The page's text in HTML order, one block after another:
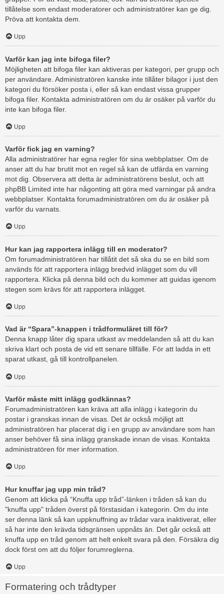
tillåtelse som endast moderatorer och administratörer kan ge dig.
Pröva att kontakta dem.
Upp
Varför kan jag inte bifoga filer?
Möjligheten att bifoga filer kan aktiveras per kategori, per grupp och
per användare. Administratören kanske inte tillåter bilagor i just den
kategori du försöker posta i, eller så kan endast vissa grupper
bifoga filer. Kontakta administratören om du är osäker på varför du
inte kan bifoga filer.
Upp
Varför fick jag en varning?
Alla administratörer har egna regler för sina webbplatser. Om de
anser att du har brutit mot en regel så kan de utfärda en varning
mot dig. Observera att detta är administratörens beslut, och att
phpBB Limited inte har någonting att göra med varningar på andra
webbplatser. Kontakta forumadministratören om du är osäker på
varför du varnats.
Upp
Hur kan jag rapportera inlägg till en moderator?
Om forumadministratören har tillåtit det så ska du se en bild som
används för att rapportera inlägg bredvid inlägget som du vill
rapportera. Klicka på denna bild och du kommer att guidas igenom
stegen som krävs för att rapportera inlägget.
Upp
Vad är “Spara”-knappen i trådformuläret till för?
Denna knapp låter dig spara utkast av meddelanden så att du kan
skriva klart och posta de vid ett senare tillfälle. För att ladda in ett
sparat utkast, gå till kontrollpanelen.
Upp
Varför måste mitt inlägg godkännas?
Forumadministratören kan kräva att alla inlägg i kategorin du
postar i granskas innan de visas. Det är också möjligt att
administratören har placerat dig i en grupp av användare som han
anser behöver få sina inlägg granskade innan de visas. Kontakta
administratören för mer information.
Upp
Hur knuffar jag upp min tråd?
Genom att klicka på “Knuffa upp tråd”-länken i tråden så kan du
"knuffa upp" tråden överst på förstasidan i kategorin. Om du inte
ser denna länk så kan uppknuffning av trådar vara inaktiverat, eller
så har inte den krävda tidsgränsen uppnåts än. Det går också att
knuffa upp en tråd genom att helt enkelt svara på den. Försäkra dig
dock först om att du följer forumreglerna.
Upp
Formatering och trådtyper